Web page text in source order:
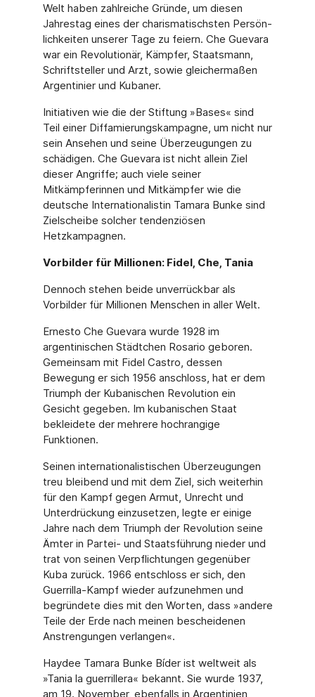
Welt haben zahlreiche Gründe, um diesen
Jahrestag eines der charismatischsten Persön­
lichkeiten unserer Tage zu feiern. Che Guevara
war ein Revolutionär, Kämpfer, Staatsmann,
Schriftsteller und Arzt, sowie gleichermaßen
Argentinier und Kubaner.
Initiativen wie die der Stiftung »Bases« sind
Teil einer Diffamierungskampagne, um nicht nur
sein Ansehen und seine Überzeugungen zu
schädigen. Che Guevara ist nicht allein Ziel
dieser Angriffe; auch viele seiner
Mitkämpferinnen und Mitkämpfer wie die
deutsche Inter­nationalistin Tamara Bunke sind
Zielscheibe solcher tendenziösen
Hetzkampagnen.
Vorbilder für Millionen: Fidel, Che, Tania
Dennoch stehen beide unverrückbar als
Vorbilder für Millionen Menschen in aller Welt.
Ernesto Che Guevara wurde 1928 im
argentinischen Städtchen Rosario geboren.
Gemein­sam mit Fidel Castro, dessen
Bewegung er sich 1956 anschloss, hat er dem
Triumph der Kubanischen Revolution ein
Gesicht gegeben. Im kubanischen Staat
bekleidete der mehre­re hochrangige
Funktionen.
Seinen internationalistischen Überzeugungen
treu bleibend und mit dem Ziel, sich weiter­hin
für den Kampf gegen Armut, Unrecht und
Unterdrückung einzusetzen, legte er einige
Jahre nach dem Triumph der Revolution seine
Ämter in Partei- und Staatsführung nieder und
trat von seinen Verpflichtungen gegenüber
Kuba zurück. 1966 entschloss er sich, den
Guerrilla-Kampf wieder aufzunehmen und
begründete dies mit den Worten, dass »andere
Teile der Erde nach meinen bescheidenen
Anstrengungen verlangen«.
Haydee Tamara Bunke Bíder ist weltweit als
»Tania la guerrillera« bekannt. Sie wurde 1937,
am 19. November, ebenfalls in Argentinien